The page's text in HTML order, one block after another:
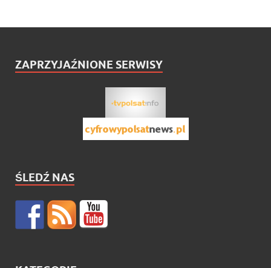
ZAPRZYJAŹNIONE SERWISY
ŚLEDŹ NAS